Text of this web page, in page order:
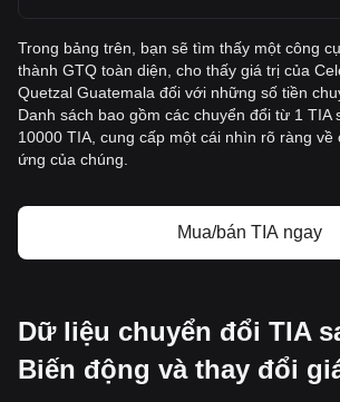
Trong bảng trên, bạn sẽ tìm thấy một công
thành GTQ toàn diện, cho thấy giá trị của
Quetzal Guatemala đối với những số tiền
Danh sách bao gồm các chuyển đổi từ 1 TIA
10000 TIA, cung cấp một cái nhìn rõ ràng về
ứng của chúng.
Mua/bán TIA ngay
Dữ liệu chuyển đổi TIA
Biến động và thay đổi